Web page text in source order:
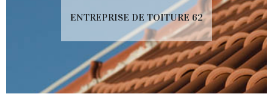
ENTREPRISE DE TOITURE 62